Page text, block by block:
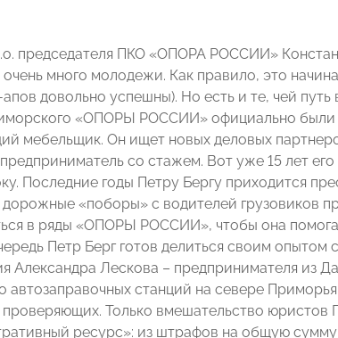
председателя ПКО «ОПОРА РОССИИ»
очень много молодежи. Как правило, это
довольно успешны). Но есть и те, чей
«ОПОРЫ РОССИИ» официально были
мебельщик. Он ищет новых деловых
со стажем. Вот уже 15 лет
Последние годы Петру Бергу приходится
«поборы» с водителей грузовиков
в ряды «ОПОРЫ РОССИИ», чтобы она
Петр Берг готов делиться своим
Александра Лескова – предпринимателя из
автозаправочных станций на севере
проверяющих. Только вмешательство
ресурс»: из штрафов на общую